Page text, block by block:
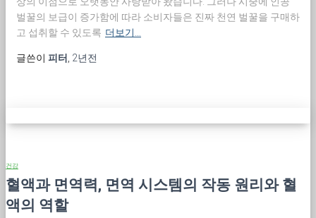
벌꿀의 보급이 증가함에 따라 소비자들은 진짜 천연 벌꿀을 구매하
고 섭취할 수 있도록 더보기…
글쓴이 피터 , 2년전
건강
혈액과 면역력, 면역 시스템의 작동 원리와 혈
액의 역할